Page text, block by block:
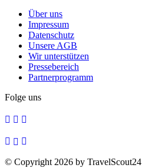
Über uns
Impressum
Datenschutz
Unsere AGB
Wir unterstützen
Pressebereich
Partnerprogramm
Folge uns
© Copyright 2026 by TravelScout24